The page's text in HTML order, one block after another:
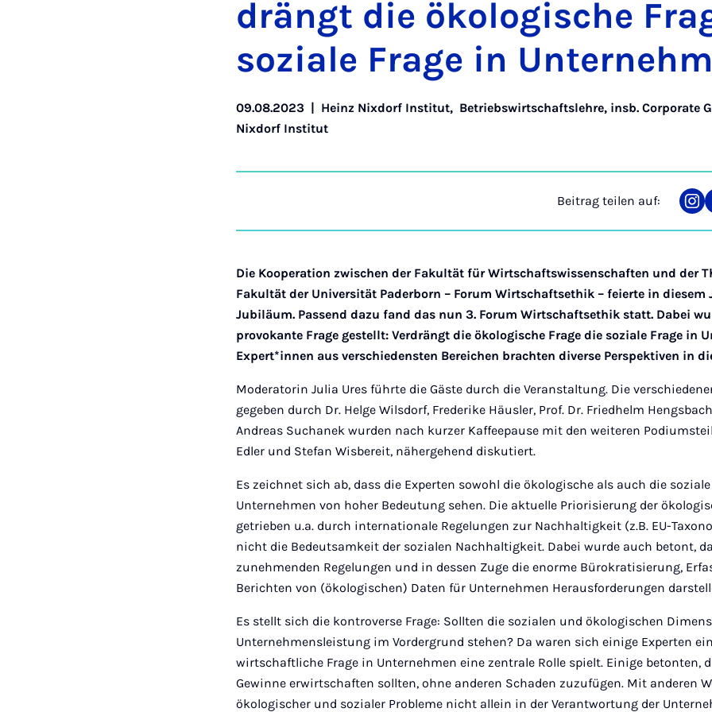
drängt die öko­lo­gi­sche
so­zi­a­le Fra­ge in
09.08.2023 | Heinz Nixdorf Institut, Betriebswirtschaftslehre, insb. Corporate
Nixdorf Institut
Beitrag teilen auf:
auf
Die Kooperation zwischen der Fakultät für Wirtschaftswissenschaften und der
Fakultät der Universität Paderborn – Forum Wirtschaftsethik – feierte in diesem
Jubiläum. Passend dazu fand das nun 3. Forum Wirtschaftsethik statt. Dabei
provokante Frage gestellt: Verdrängt die ökologische Frage die soziale Frage in
Expert*innen aus verschiedensten Bereichen brachten diverse Perspektiven in
Moderatorin Julia Ures führte die Gäste durch die Veranstaltung. Die
gegeben durch Dr. Helge Wilsdorf, Frederike Häusler, Prof. Dr. Friedhelm
Andreas Suchanek wurden nach kurzer Kaffeepause mit den weiteren
Edler und Stefan Wisbereit, nähergehend diskutiert.
Es zeichnet sich ab, dass die Experten sowohl die ökologische als auch die
Unternehmen von hoher Bedeutung sehen. Die aktuelle Priorisierung der
getrieben u.a. durch internationale Regelungen zur Nachhaltigkeit (z.B. EU-
nicht die Bedeutsamkeit der sozialen Nachhaltigkeit. Dabei wurde auch betont,
zunehmenden Regelungen und in dessen Zuge die enorme Bürokratisierung,
Berichten von (ökologischen) Daten für Unternehmen Herausforderungen
Es stellt sich die kontroverse Frage: Sollten die sozialen und ökologischen
Unternehmensleistung im Vordergrund stehen? Da waren sich einige Experten
wirtschaftliche Frage in Unternehmen eine zentrale Rolle spielt. Einige betonten,
Gewinne erwirtschaften sollten, ohne anderen Schaden zuzufügen. Mit anderen
ökologischer und sozialer Probleme nicht allein in der Verantwortung der